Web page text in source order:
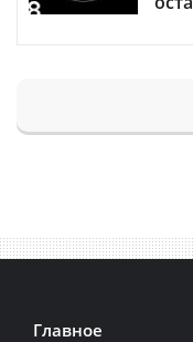
Главное